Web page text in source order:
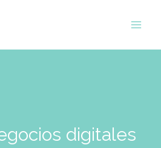
digitales